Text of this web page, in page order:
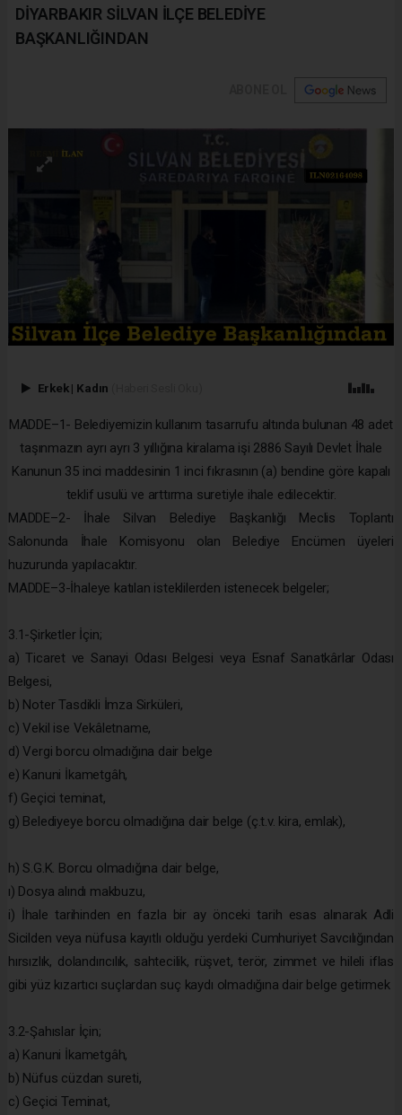
DİYARBAKIR SİLVAN İLÇE BELEDİYE
BAŞKANLIĞINDAN
Erkek | Kadın
MADDE–1- Belediyemizin kullanım tasarrufu altında bulunan 48 adet
taşınmazın ayrı ayrı 3 yıllığına kiralama işi 2886 Sayılı Devlet İhale
Kanunun 35 inci maddesinin 1 inci fıkrasının (a) bendine göre kapalı
teklif usulü ve arttırma suretiyle ihale edilecektir.
MADDE–2- İhale Silvan Belediye Başkanlığı Meclis Toplantı
Salonunda İhale Komisyonu olan Belediye Encümen üyeleri
huzurunda yapılacaktır.
MADDE–3-İhaleye katılan isteklilerden istenecek belgeler;
3.1-Şirketler İçin;
a) Ticaret ve Sanayi Odası Belgesi veya Esnaf Sanatkârlar Odası
Belgesi,
b) Noter Tasdikli İmza Sirküleri,
c) Vekil ise Vekâletname,
d) Vergi borcu olmadığına dair belge
e) Kanuni İkametgâh,
f) Geçici teminat,
g) Belediyeye borcu olmadığına dair belge (ç.t.v. kira, emlak),
h) S.G.K. Borcu olmadığına dair belge,
ı) Dosya alındı makbuzu,
i) İhale tarihinden en fazla bir ay önceki tarih esas alınarak Adli
Sicilden veya nüfusa kayıtlı olduğu yerdeki Cumhuriyet Savcılığından
hırsızlık, dolandırıcılık, sahtecilik, rüşvet, terör, zimmet ve hileli iflas
gibi yüz kızartıcı suçlardan suç kaydı olmadığına dair belge getirmek
3.2-Şahıslar İçin;
a) Kanuni İkametgâh,
b) Nüfus cüzdan sureti,
c) Geçici Teminat,